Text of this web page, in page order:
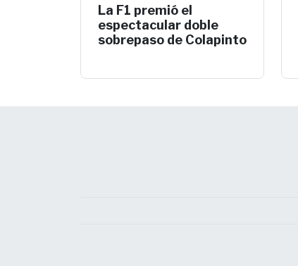
La F1 premió el
espectacular doble
sobrepaso de Colapinto